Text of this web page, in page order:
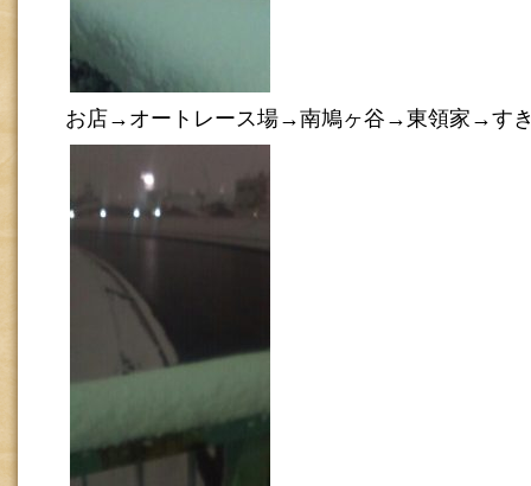
お店→オートレース場→南鳩ヶ谷→東領家→す